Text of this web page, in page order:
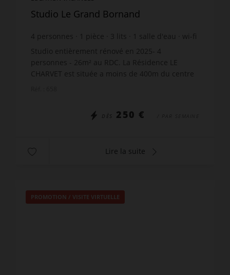
Studio Le Grand Bornand
4 personnes pièce 3 lits salle d'eau
wi-fi
Studio entièrement rénové en 2025- 4
personnes - 26m² au RDC. La Résidence LE
CHARVET est située a moins de 400m du centre
DÈS 250 € / PAR SEMAINE
Lire la suite
PROMOTION / VISITE VIRTUELLE